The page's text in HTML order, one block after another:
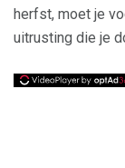
herfst, moet je
uitrusting die je